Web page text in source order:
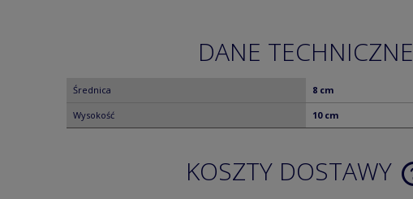
DANE TECHNICZNE
Średnica 8 cm
Wysokość 10 cm
KOSZTY DOSTAWY